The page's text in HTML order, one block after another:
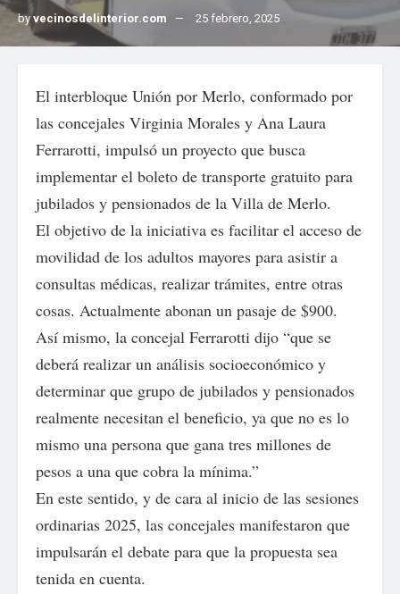
byvecinosdelinterior.com 25 febrero, 2025
El interbloque Unión por Merlo, conformado por
las concejales Virginia Morales y Ana Laura
Ferrarotti, impulsó un proyecto que busca
implementar el boleto de transporte gratuito para
jubilados y pensionados de la Villa de Merlo.
El objetivo de la iniciativa es facilitar el acceso de
movilidad de los adultos mayores para asistir a
consultas médicas, realizar trámites, entre otras
cosas. Actualmente abonan un pasaje de $900.
Así mismo, la concejal Ferrarotti dijo “que se
deberá realizar un análisis socioeconómico y
determinar que grupo de jubilados y pensionados
realmente necesitan el beneficio, ya que no es lo
mismo una persona que gana tres millones de
pesos a una que cobra la mínima.”
En este sentido, y de cara al inicio de las sesiones
ordinarias 2025, las concejales manifestaron que
impulsarán el debate para que la propuesta sea
tenida en cuenta.